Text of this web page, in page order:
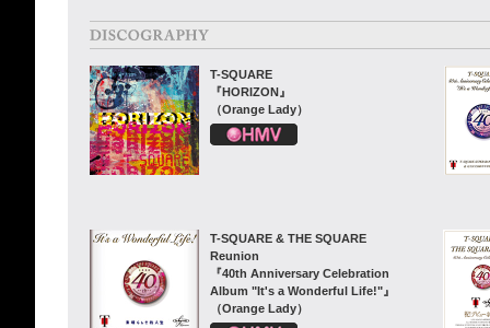
T-SQUARE
『HORIZON』
（Orange Lady）
T-SQUARE & THE SQUARE
Reunion
『40th Anniversary Celebration
Album "It's a Wonderful Life!"』
（Orange Lady）